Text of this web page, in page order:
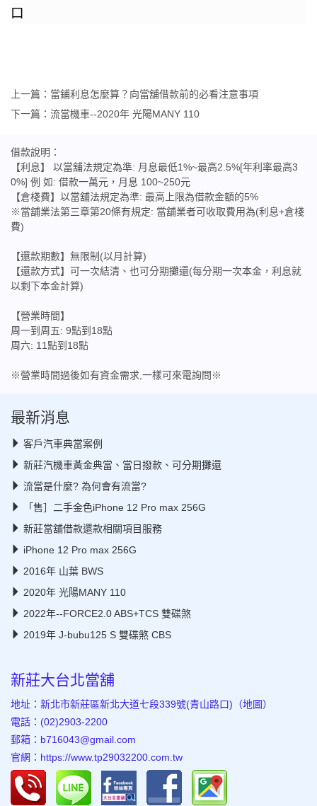
口
上一篇： 當鋪利息怎麼算？向當舖借款前的必看注意事項
下一篇： 流當機車--2020年 光陽MANY 110
借款說明：
【利息】 以當舖法規定為準: 月息最低1%~最高2.5%[年利率最高3
0%] 例 如: 借款一萬元，月息 100~250元
【倉棧費】以當舖法規定為準: 最高上限為借款金額的5%
※當舖業法第三章第20條有規定: 當舖業者可收取費用為(利息+倉棧
費)
【還款期數】無限制(以月計算)
【還款方式】可一次結清、也可分期攤還(每分期一次本金，利息就
以剩下本金計算)
【營業時間】
周一到周五: 9點到18點
周六: 11點到18點
※營業時間過後如有資金需求,一樣可來電詢問※
最新消息
客戶汽車典當案例
新莊汽機車黃金典當、當日撥款、可分期攤還
流當是什麼? 為何會有流當?
「售］二手金色iPhone 12 Pro max 256G
新莊當舖借款還款相關項目服務
iPhone 12 Pro max 256G
2016年 山葉 BWS
2020年 光陽MANY 110
2022年--FORCE2.0 ABS+TCS 雙碟煞
2019年 J-bubu125 S 雙碟煞 CBS
新莊大台北當舖
地址：新北市新莊區新北大道七段339號(青山路口)（地圖）
電話：(02)2903-2200
郵箱：b716043@gmail.com
官網： https://www.tp29032200.com.tw